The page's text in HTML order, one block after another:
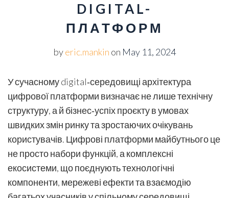
DIGITAL-
ПЛАТФОРМ
byeric.mankin on May 11, 2024
У сучасному digital‑середовищі архітектура
цифрової платформи визначає не лише технічну
структуру, а й бізнес‑успіх проєкту в умовах
швидких змін ринку та зростаючих очікувань
користувачів. Цифрові платформи майбутнього це
не просто набори функцій, а комплексні
екосистеми, що поєднують технологічні
компоненти, мережеві ефекти та взаємодію